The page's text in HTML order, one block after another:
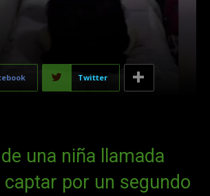
Twitter
una niña llamada
por un segundo